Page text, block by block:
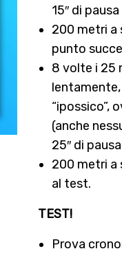
15″ di
200 metri a
punto
8 volte i 25
“ipossico”,
(anche
25″ di
200 metri a
al test.
TEST!
Prova